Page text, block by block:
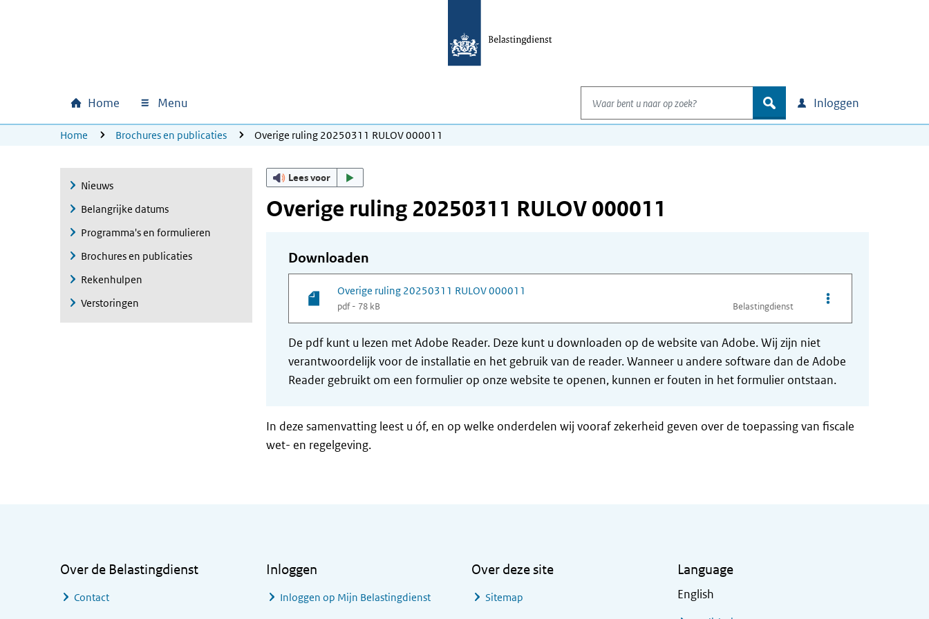
Hoofdnavigatie
Home Menu
Waar bent u naar op zoek?
zoek Inloggen
U bevindt zich hier:
Home Brochures en publicaties Overige ruling 20250311 RULOV 000011
Nieuws
Belangrijke datums
Programma's en formulieren
Brochures en publicaties
Rekenhulpen
Verstoringen
Lees voor
Overige ruling 20250311 RULOV 000011
Downloaden
Overige ruling 20250311 RULOV 000011
pdf - 78 kB Belastingdienst
Opties van bestand
De pdf kunt u lezen met Adobe Reader. Deze kunt u downloaden op de website van Adobe. Wij zijn niet
verantwoordelijk voor de installatie en het gebruik van de reader. Wanneer u andere software dan de Adobe
Reader gebruikt om een formulier op onze website te openen, kunnen er fouten in het formulier ontstaan.
In deze samenvatting leest u óf, en op welke onderdelen wij vooraf zekerheid geven over de toepassing van fiscale
wet- en regelgeving.
Over de Belastingdienst
Contact
Inloggen
Inloggen op Mijn Belastingdienst
Over deze site
Sitemap
Language
English